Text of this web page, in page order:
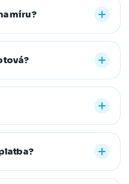
a termo rolety, vertikální,
žaluzie a sítě proti
střešní i atypická
míru?
typu stínění a jeho
látky či dekoru.
připravíme zdarma.
pracovních dní od
zvládneme během
vždy se snažíme
Vysočině a v Praze. V
vzdálenější
vyplnit nezávazný